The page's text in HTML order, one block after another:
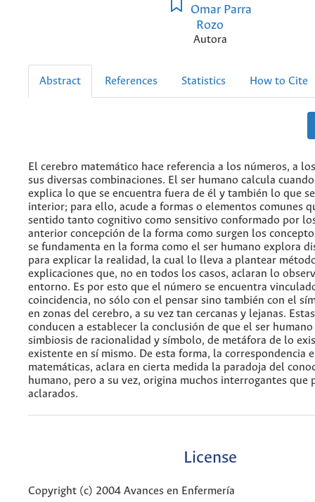
Omar Parra
Rozo
Autora
Abstract References Statistics How to Cite
El cerebro matemático hace referencia a los números, a
sus diversas combinaciones. El ser humano calcula
explica lo que se encuentra fuera de él y también lo que
interior; para ello, acude a formas o elementos comunes
sentido tanto cognitivo como sensitivo conformado por
anterior concepción de la forma como surgen los
se fundamenta en la forma como el ser humano explora
para explicar la realidad, la cual lo lleva a plantear
explicaciones que, no en todos los casos, aclaran lo
entorno. Es por esto que el número se encuentra
coincidencia, no sólo con el pensar sino también con el
en zonas del cerebro, a su vez tan cercanas y lejanas.
conducen a establecer la conclusión de que el ser humano
simbiosis de racionalidad y símbolo, de metáfora de lo
existente en sí mismo. De esta forma, la correspondencia
matemáticas, aclara en cierta medida la paradoja del
humano, pero a su vez, origina muchos interrogantes que
aclarados.
License
Copyright (c) 2004 Avances en Enfermería